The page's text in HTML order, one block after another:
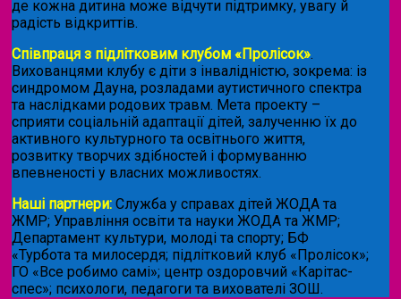
де кожна дитина може відчути підтримку, увагу й
радість відкриттів.
Співпраця з підлітковим клубом «Пролісок».
Вихованцями клубу є діти з інвалідністю, зокрема: із
синдромом Дауна, розладами аутистичного спектра
та наслідками родових травм. Мета проекту –
сприяти соціальній адаптації дітей, залученню їх до
активного культурного та освітнього життя,
розвитку творчих здібностей і формуванню
впевненості у власних можливостях.
Наші партнери: Служба у справах дітей ЖОДА та
ЖМР; Управління освіти та науки ЖОДА та ЖМР;
Департамент культури, молоді та спорту; БФ
«Турбота та милосердя; підлітковий клуб «Пролісок»;
ГО «Все робимо самі»; центр оздоровчий «Карітас-
спес»; психологи, педагоги та вихователі ЗОШ.